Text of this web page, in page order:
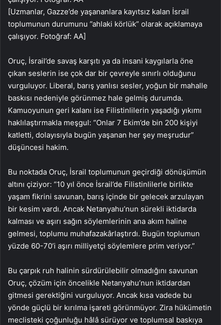
[Uzmanlar, Gazze’de yaşananlara kayıtsız kalan İsrail
toplumunun durumunu ”ahlaki körlük” olarak açıklamaya
çalışıyor. Fotoğraf: AA]
Oruç, İsrail’de savaş karşıtı ya da insani kaygılarla öne
çıkan seslerin ise çok dar bir çevreyle sınırlı olduğunu
vurguluyor. Liberal, barış yanlısı sesler, yoğun bir mahalle
baskısı nedeniyle görünmez hale gelmiş durumda.
Kamuoyunun geri kalanı ise Filistinlilerin yaşadığı yıkımı
haklılaştırmakla meşgul: “Onlar 7 Ekim’de bin 200 kişiyi
katletti, dolayısıyla bugün yaşanan her şey meşrudur”
düşüncesi hakim.
Bu noktada Oruç, İsrail toplumunun geçirdiği dönüşümün
altını çiziyor: “10 yıl önce İsrail’de Filistinlilerle birlikte
yaşam fikrini savunan, barış içinde bir gelecek arzulayan
bir kesim vardı. Ancak Netanyahu’nun sürekli iktidarda
kalması ve aşırı sağın söylemlerinin ana akım haline
gelmesi, toplumu muhafazakârlaştırdı. Bugün toplumun
yüzde 60-70’i aşırı milliyetçi söylemlere prim veriyor.”
Bu çarpık ruh halinin sürdürülebilir olmadığını savunan
Oruç, çözüm için öncelikle Netanyahu’nun iktidardan
gitmesi gerektiğini vurguluyor. Ancak kısa vadede bu
yönde güçlü bir kırılma işareti görünmüyor. Zira hükümetin
meclisteki çoğunluğu hâlâ sürüyor ve toplumsal baskıya